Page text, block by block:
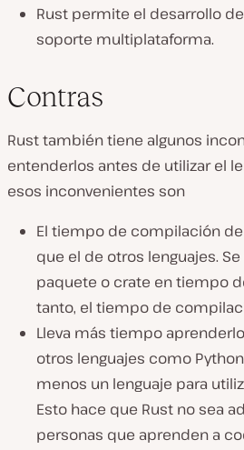
Rust permite el desarrollo
soporte multiplataforma.
Contras
Rust también tiene algunos
entenderlos antes de utilizar el
esos inconvenientes son
El tiempo de compilación
que el de otros lenguajes.
paquete o crate en tiempo
tanto, el tiempo de
Lleva más tiempo
otros lenguajes como
menos un lenguaje para
Esto hace que Rust no sea
personas que aprenden a